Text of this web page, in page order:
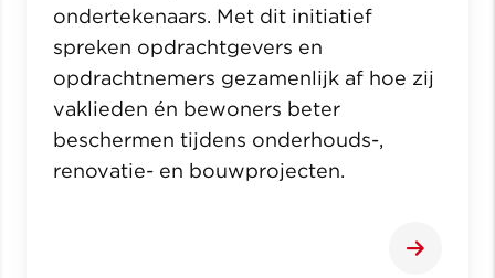
ondertekenaars. Met dit initiatief
spreken opdrachtgevers en
opdrachtnemers gezamenlijk af hoe zij
vaklieden én bewoners beter
beschermen tijdens onderhouds-,
renovatie- en bouwprojecten.